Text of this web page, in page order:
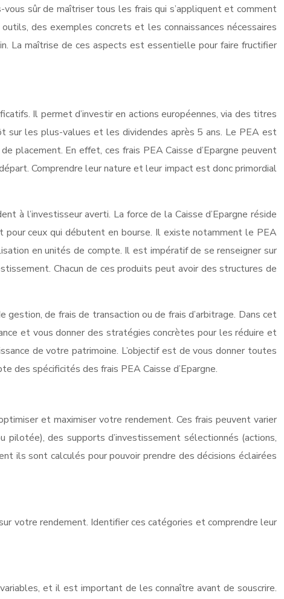
sûr de maîtriser tous les frais qui s’appliquent et comment
des exemples concrets et les connaissances nécessaires
La maîtrise de ces aspects est essentielle pour faire fructifier
Il permet d’investir en actions européennes, via des titres
sur les plus-values et les dividendes après 5 ans. Le PEA est
placement. En effet, ces frais PEA Caisse d’Epargne peuvent
Comprendre leur nature et leur impact est donc primordial
à l’investisseur averti. La force de la Caisse d’Epargne réside
pour ceux qui débutent en bourse. Il existe notamment le PEA
en unités de compte. Il est impératif de se renseigner sur
Chacun de ces produits peut avoir des structures de
gestion, de frais de transaction ou de frais d’arbitrage. Dans cet
et vous donner des stratégies concrètes pour les réduire et
de votre patrimoine. L’objectif est de vous donner toutes
des spécificités des frais PEA Caisse d’Epargne.
et maximiser votre rendement. Ces frais peuvent varier
pilotée), des supports d’investissement sélectionnés (actions,
ils sont calculés pour pouvoir prendre des décisions éclairées
votre rendement. Identifier ces catégories et comprendre leur
et il est important de les connaître avant de souscrire.